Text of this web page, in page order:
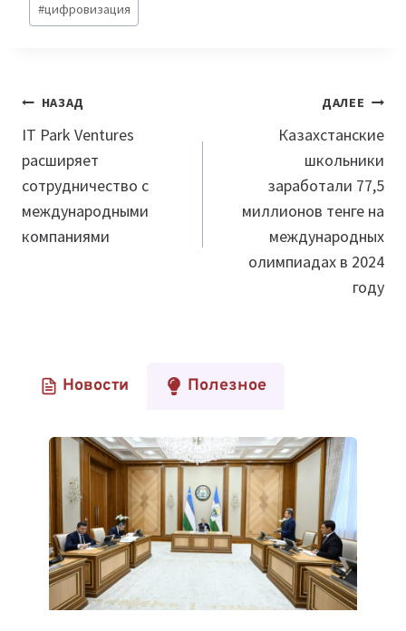
#цифровизация
Навигация
по
записям
НАЗАД
IT Park Ventures
расширяет
сотрудничество с
международными
компаниями
ДАЛЕЕ
Казахстанские
школьники
заработали 77,5
миллионов тенге на
международных
олимпиадах в 2024
году
Новости Полезное